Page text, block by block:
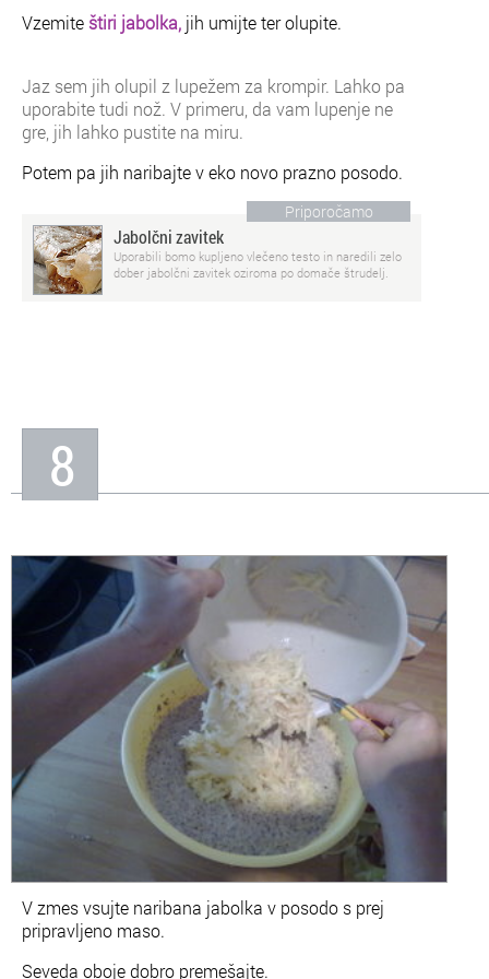
Vzemite štiri jabolka, jih umijte ter olupite.
Jaz sem jih olupil z lupežem za krompir. Lahko pa
uporabite tudi nož. V primeru, da vam lupenje ne
gre, jih lahko pustite na miru.
Potem pa jih naribajte v eko novo prazno posodo.
Priporočamo
Jabolčni zavitek
Uporabili bomo kupljeno vlečeno testo in naredili zelo
dober jabolčni zavitek oziroma po domače štrudelj.
8
V zmes vsujte naribana jabolka v posodo s prej
pripravljeno maso.
Seveda oboje dobro premešajte.